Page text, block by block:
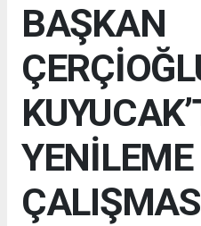
BAŞKAN
YENİLEME